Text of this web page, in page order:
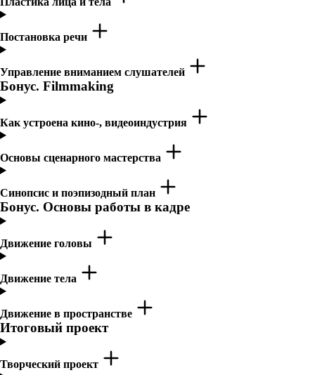
Постановка речи
Управление вниманием слушателей
Бонус. Filmmaking
Как устроена кино-, видеоиндустрия
Основы сценарного мастерства
Синопсис и поэпизодный план
Бонус. Основы работы в кадре
Движение головы
Движение тела
Движение в пространстве
Итоговый проект
Творческий проект